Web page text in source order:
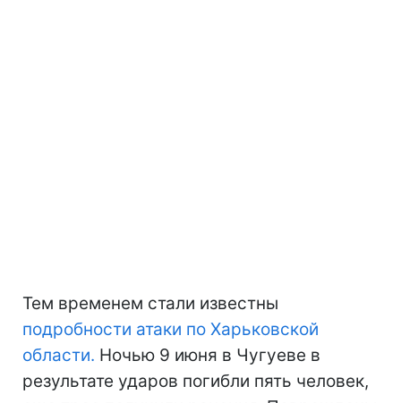
Тем временем стали известны
подробности атаки по Харьковской
области. Ночью 9 июня в Чугуеве в
результате ударов погибли пять человек,